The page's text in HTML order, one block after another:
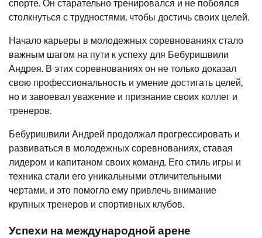
спорте. Он старательно тренировался и не побоялся
столкнуться с трудностями, чтобы достичь своих целей.
Начало карьеры в молодежных соревнованиях стало
важным шагом на пути к успеху для Бебуришвили
Андрея. В этих соревнованиях он не только доказал
свою профессиональность и умение достигать целей,
но и завоевал уважение и признание своих коллег и
тренеров.
Бебуришвили Андрей продолжал прогрессировать и
развиваться в молодежных соревнованиях, ставая
лидером и капитаном своих команд. Его стиль игры и
техника стали его уникальными отличительными
чертами, и это помогло ему привлечь внимание
крупных тренеров и спортивных клубов.
Успехи на международной арене